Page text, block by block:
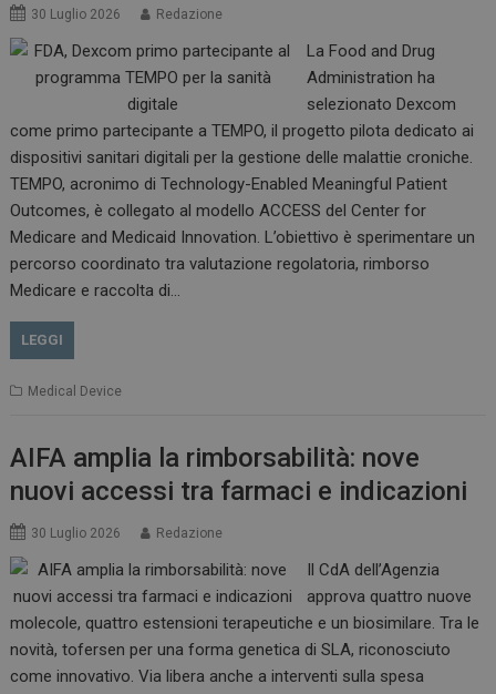
30 Luglio 2026 Redazione
La Food and Drug
Administration ha
selezionato Dexcom
come primo partecipante a TEMPO, il progetto pilota dedicato ai
dispositivi sanitari digitali per la gestione delle malattie croniche.
TEMPO, acronimo di Technology-Enabled Meaningful Patient
Outcomes, è collegato al modello ACCESS del Center for
Medicare and Medicaid Innovation. L’obiettivo è sperimentare un
percorso coordinato tra valutazione regolatoria, rimborso
Medicare e raccolta di…
LEGGI
Medical Device
AIFA amplia la rimborsabilità: nove
nuovi accessi tra farmaci e indicazioni
30 Luglio 2026 Redazione
Il CdA dell’Agenzia
approva quattro nuove
molecole, quattro estensioni terapeutiche e un biosimilare. Tra le
novità, tofersen per una forma genetica di SLA, riconosciuto
come innovativo. Via libera anche a interventi sulla spesa
__Secure-YNID
VISITOR_PRIVACY_METADATA
Google LLC
.youtube.com